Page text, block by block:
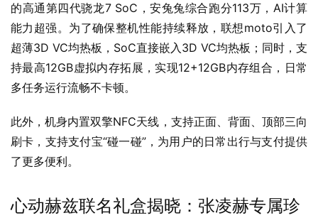
的高通第四代骁龙7 SoC，安兔兔综合跑分113万，AI计算
能力超强。为了确保整机性能持续释放，联想moto引入了
超薄3D VC均热板，SoC直接嵌入3D VC均热板；同时，支
持最高12GB虚拟内存拓展，实现12+12GB内存组合，日常
多任务运行流畅不卡顿。
此外，机身内置双擎NFC天线，支持正面、背面、顶部三向
刷卡，支持支付宝“碰一碰”，为用户的日常出行与支付提供
了更多便利。
心动赫兹联名礼盒揭晓：张凌赫专属珍